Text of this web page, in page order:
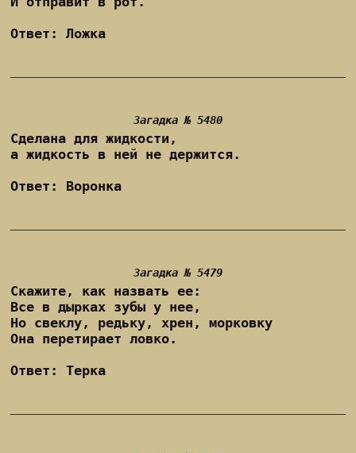
Ответ: Ложка
Загадка № 5480
Сделана для жидкости,
а жидкость в ней не держится.
Ответ: Воронка
Загадка № 5479
Скажите, как назвать ее:
Все в дырках зубы у нее,
Но свеклу, редьку, хрен, морковку
Она перетирает ловко.
Ответ: Терка